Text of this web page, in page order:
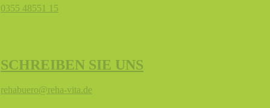
0355 48551 15
SCHREIBEN SIE UNS
rehabuero@reha-vita.de